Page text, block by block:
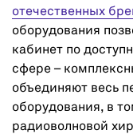
отечественных
оборудования
кабинет по
сфере –
объединяют весь
оборудования, в
радиоволновой